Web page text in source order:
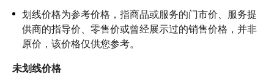
划线价格为参考价格，指商品或服务的门市价、服务提
供商的指导价、零售价或曾经展示过的销售价格，并非
原价，该价格仅供您参考。
未划线价格